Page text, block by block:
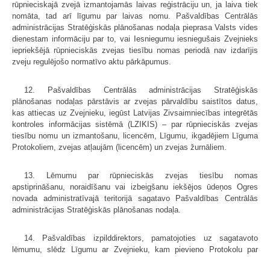
rūpnieciskajā zvejā izmantojamās laivas reģistrāciju un, ja laiva tiek
nomāta, tad arī līgumu par laivas nomu. Pašvaldības Centrālās
administrācijas Stratēģiskās plānošanas nodaļa pieprasa Valsts vides
dienestam informāciju par to, vai Iesniegumu iesniegušais Zvejnieks
iepriekšējā rūpnieciskās zvejas tiesību nomas periodā nav izdarījis
zveju regulējošo normatīvo aktu pārkāpumus.
12. Pašvaldības Centrālās administrācijas Stratēģiskās
plānošanas nodaļas pārstāvis ar zvejas pārvaldību saistītos datus,
kas attiecas uz Zvejnieku, iegūst Latvijas Zivsaimniecības integrētās
kontroles informācijas sistēmā (LZIKIS) – par rūpnieciskās zvejas
tiesību nomu un izmantošanu, licencēm, Līgumu, ikgadējiem Līguma
Protokoliem, zvejas atļaujām (licencēm) un zvejas žurnāliem.
13. Lēmumu par rūpnieciskās zvejas tiesību nomas
apstiprināšanu, noraidīšanu vai izbeigšanu iekšējos ūdeņos Ogres
novada administratīvajā teritorijā sagatavo Pašvaldības Centrālās
administrācijas Stratēģiskās plānošanas nodaļa.
14. Pašvaldības izpilddirektors, pamatojoties uz sagatavoto
lēmumu, slēdz Līgumu ar Zvejnieku, kam pievieno Protokolu par